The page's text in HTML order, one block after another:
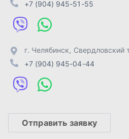
ИП Лахтачёв О.В.
Разработка -